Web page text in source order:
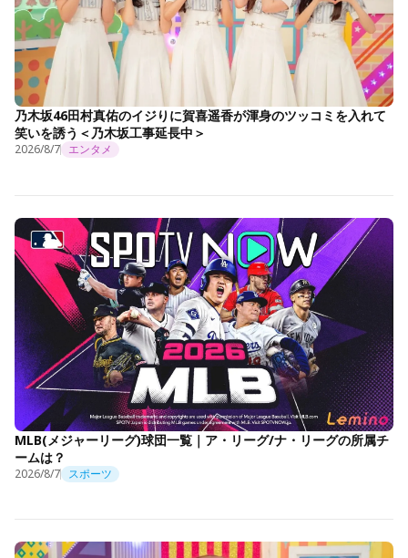
乃木坂46田村真佑のイジりに賀喜遥香が渾身のツッコミを入れて
笑いを誘う＜乃木坂工事延長中＞
2026/8/7 エンタメ
MLB(メジャーリーグ)球団一覧｜ア・リーグ/ナ・リーグの所属チ
ームは？
2026/8/7 スポーツ